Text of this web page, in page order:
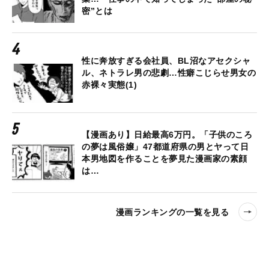
密”とは
性に奔放すぎる会社員、BL沼なアセクシャ
ル、ネトラレ男の悲劇…性癖こじらせ男女の
赤裸々実態(1)
【漫画あり】日給最高6万円。「子供のころ
の夢は風俗嬢」47都道府県の男とヤって日
本男地図を作ることを夢見た漫画家の素顔
は…
漫画ランキングの一覧を見る